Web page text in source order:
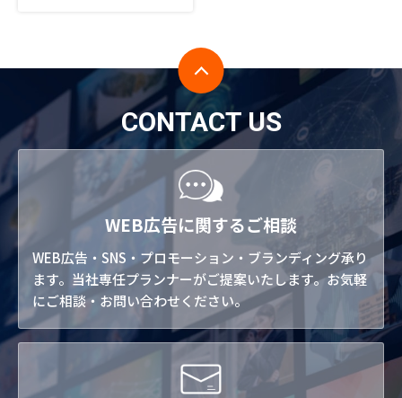
CONTACT US
WEB広告に関するご相談
WEB広告・SNS・プロモーション・ブランディング承り
ます。当社専任プランナーがご提案いたします。お気軽
にご相談・お問い合わせください。